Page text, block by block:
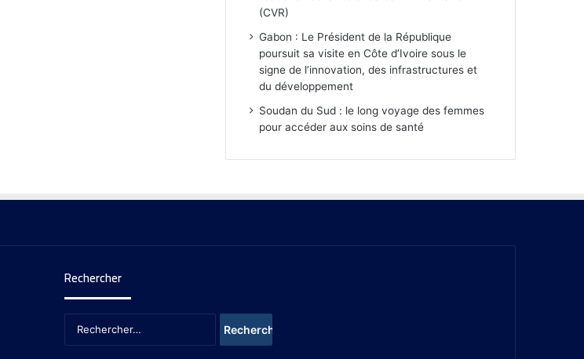
(CVR)
Gabon : Le Président de la République
poursuit sa visite en Côte d’Ivoire sous le
signe de l’innovation, des infrastructures et
du développement
Soudan du Sud : le long voyage des femmes
pour accéder aux soins de santé
Rechercher